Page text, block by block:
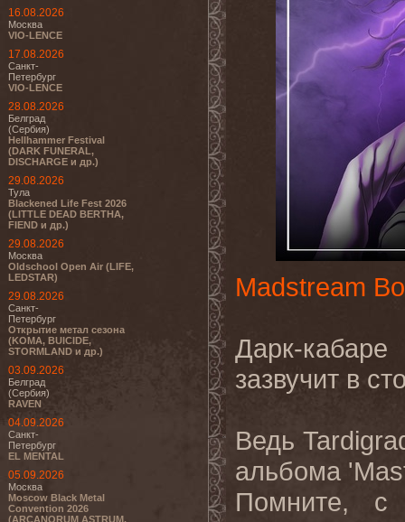
16.08.2026
Москва
VIO-LENCE
17.08.2026
Санкт-
Петербург
VIO-LENCE
28.08.2026
Белград
(Сербия)
Hellhammer Festival
(DARK FUNERAL,
DISCHARGE и др.)
29.08.2026
Тула
Blackened Life Fest 2026
(LITTLE DEAD BERTHA,
FIEND и др.)
29.08.2026
Москва
Oldschool Open Air (LIFE,
LEDSTAR)
29.08.2026
Санкт-
Петербург
Открытие метал сезона
(KOMA, BUICIDE,
STORMLAND и др.)
03.09.2026
Белград
(Сербия)
RAVEN
04.09.2026
Санкт-
Петербург
EL MENTAL
05.09.2026
Москва
Moscow Black Metal
Convention 2026
(ARCANORUM ASTRUM,
Madstream
Дарк-
зазвучит в
Ведь
альбома
Помните, с